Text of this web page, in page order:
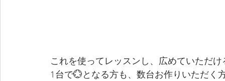
これを使ってレッスンし、広めていただ
1台で💮となる方も、数台お作りいただく